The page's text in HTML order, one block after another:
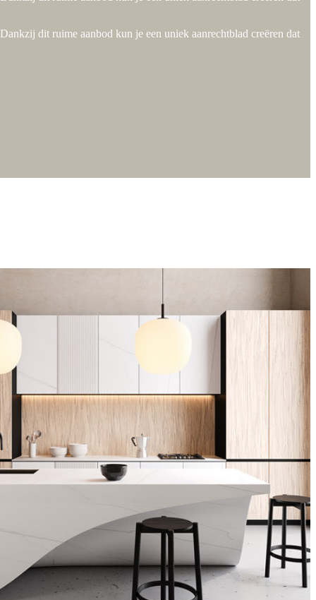
dit ruime aanbod kun je een uniek aanrechtblad creëren dat